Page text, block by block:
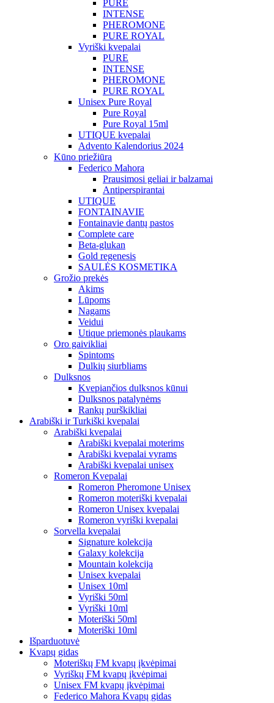
PURE
INTENSE
PHEROMONE
PURE ROYAL
Vyriški kvepalai
PURE
INTENSE
PHEROMONE
PURE ROYAL
Unisex Pure Royal
Pure Royal
Pure Royal 15ml
UTIQUE kvepalai
Advento Kalendorius 2024
Kūno priežiūra
Federico Mahora
Prausimosi geliai ir balzamai
Antiperspirantai
UTIQUE
FONTAINAVIE
Fontainavie dantų pastos
Complete care
Beta-glukan
Gold regenesis
SAULĖS KOSMETIKA
Grožio prekės
Akims
Lūpoms
Nagams
Veidui
Utique priemonės plaukams
Oro gaivikliai
Spintoms
Dulkių siurbliams
Dulksnos
Kvepiančios dulksnos kūnui
Dulksnos patalynėms
Rankų purškikliai
Arabiški ir Turkiški kvepalai
Arabiški kvepalai
Arabiški kvepalai moterims
Arabiški kvepalai vyrams
Arabiški kvepalai unisex
Romeron Kvepalai
Romeron Pheromone Unisex
Romeron moteriški kvepalai
Romeron Unisex kvepalai
Romeron vyriški kvepalai
Sorvella kvepalai
Signature kolekcija
Galaxy kolekcija
Mountain kolekcija
Unisex kvepalai
Unisex 10ml
Vyriški 50ml
Vyriški 10ml
Moteriški 50ml
Moteriški 10ml
Išparduotuvė
Kvapų gidas
Moteriškų FM kvapų įkvėpimai
Vyriškų FM kvapų įkvėpimai
Unisex FM kvapų įkvėpimai
Federico Mahora Kvapų gidas